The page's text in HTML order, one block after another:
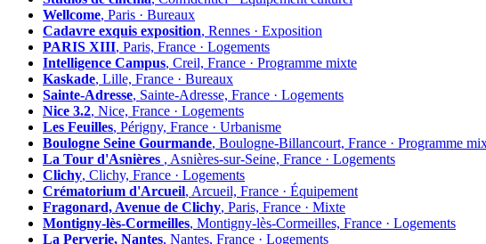
Wellcome, Paris · Bureaux
Cadavre exquis exposition, Rennes · Exposition
PARIS XIII, Paris, France · Logements
Intelligence Campus, Creil, France · Programme mixte
Kaskade, Lille, France · Bureaux
Sainte-Adresse, Sainte-Adresse, France · Logements
Nice 3.2, Nice, France · Logements
Les Feuilles, Périgny, France · Urbanisme
Boulogne Seine Gourmande, Boulogne-Billancourt, France · Programme
La Tour d'Asnières , Asnières-sur-Seine, France · Logements
Clichy, Clichy, France · Logements
Crématorium d'Arcueil, Arcueil, France · Équipement
Fragonard, Avenue de Clichy, Paris, France · Mixte
Montigny-lès-Cormeilles, Montigny-lès-Cormeilles, France · Logements
La Perverie, Nantes, Nantes, France · Logements